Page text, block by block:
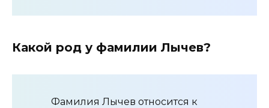
Какой род у фамилии Лычев?
Фамилия Лычев относится к